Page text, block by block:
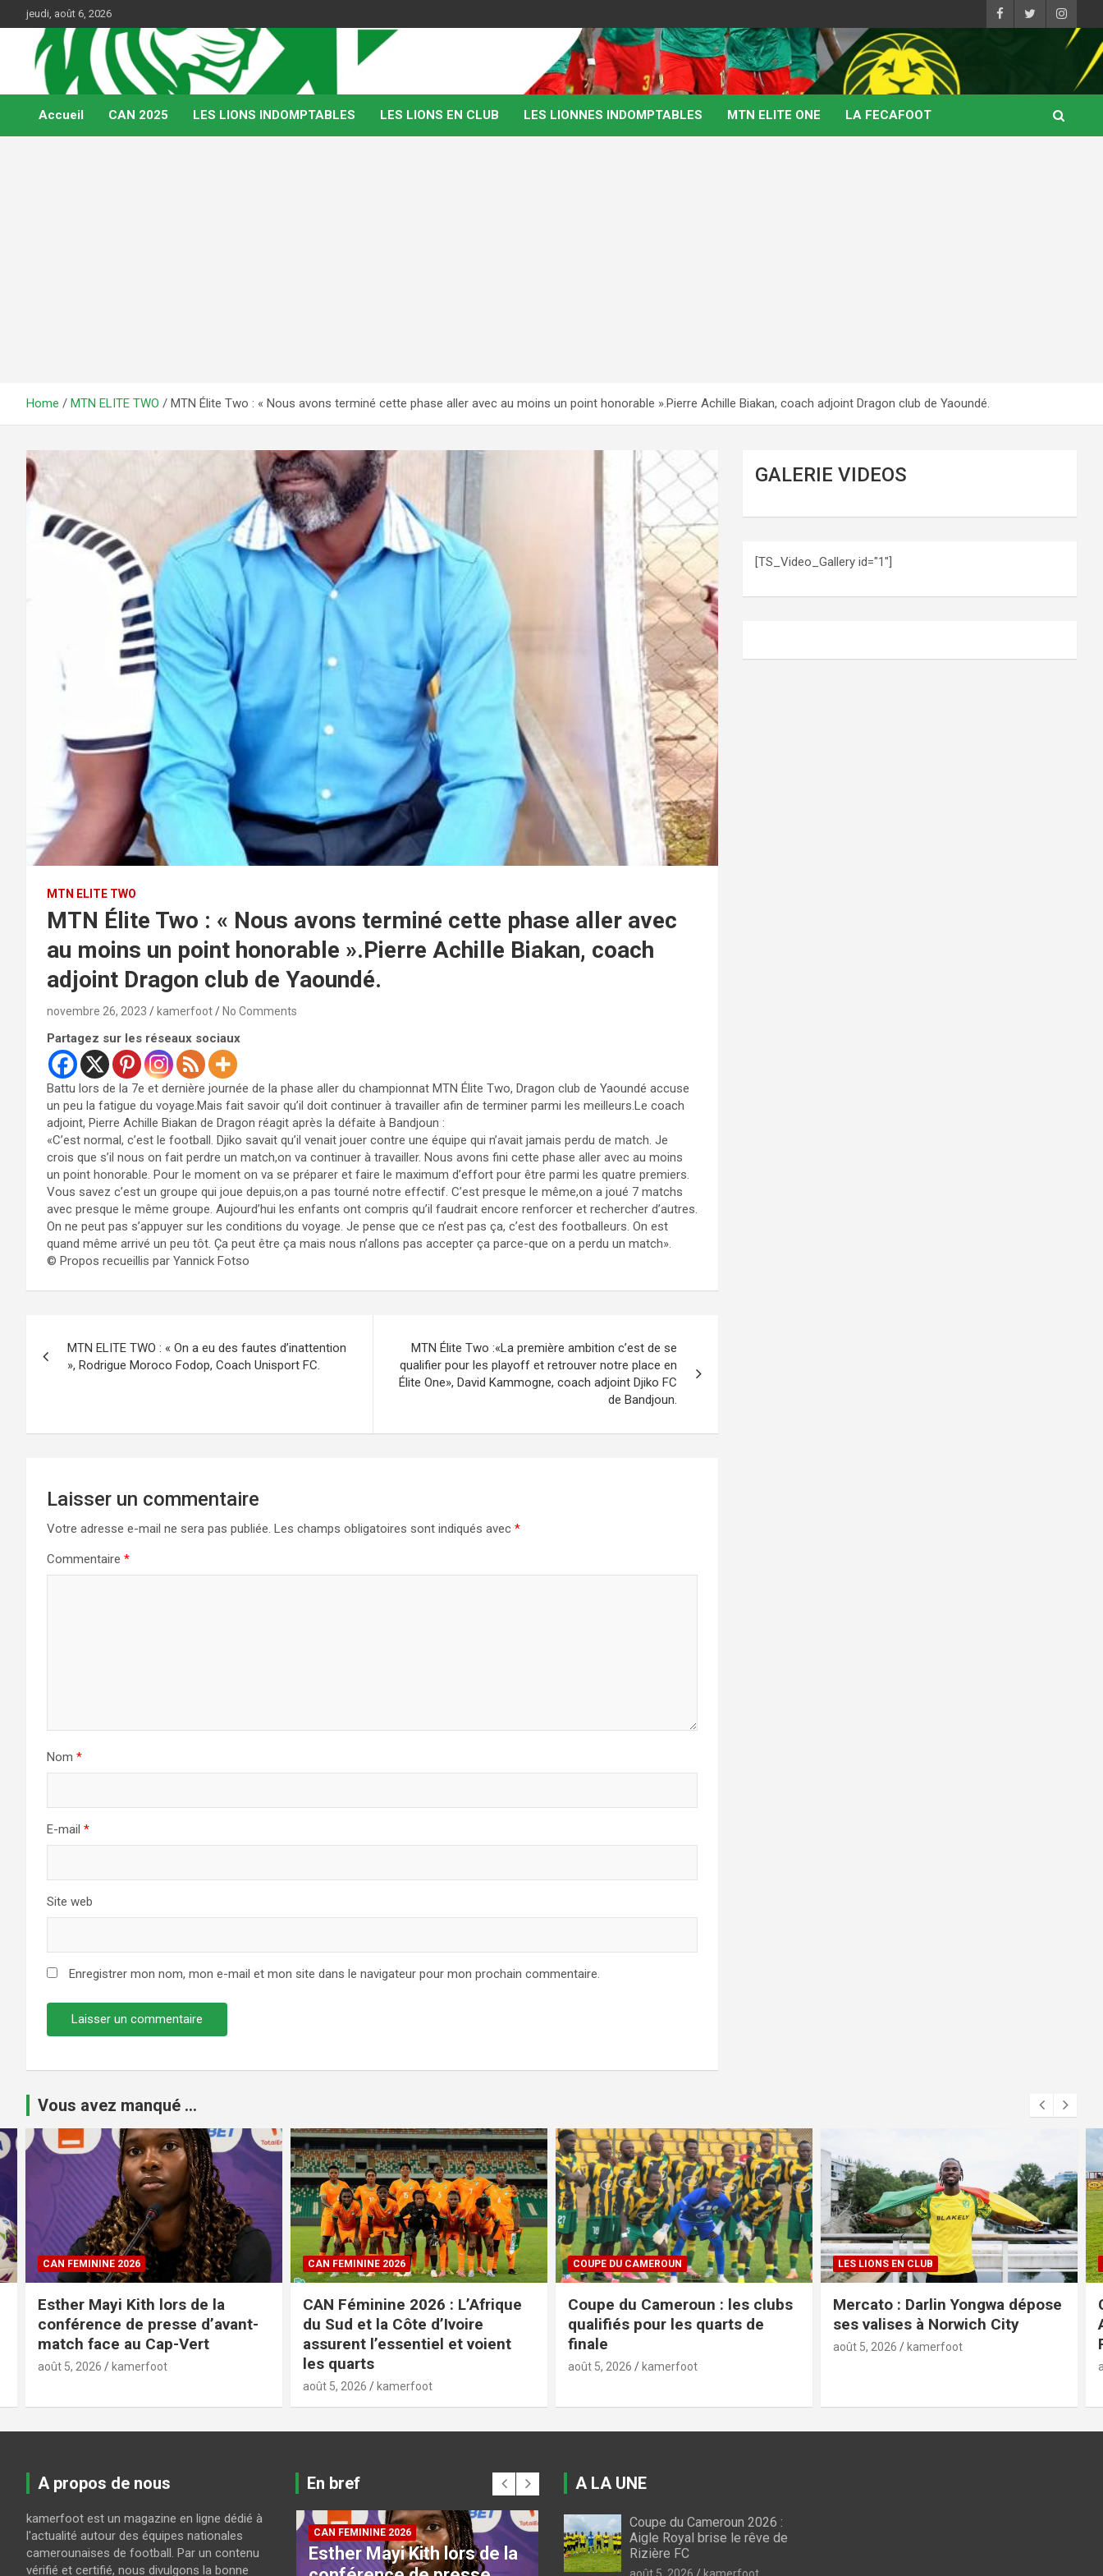
to
content
jeudi, août 6, 2026
Kamerfoot
Web Magazine du football camerounais
Accueil CAN 2025 LES LIONS INDOMPTABLES LES LIONS EN CLUB LES LIONNES INDOMPTABLES MTN ELITE ONE LA FECAFOOT
Home MTN ELITE TWO MTN Élite Two : « Nous avons terminé cette phase aller avec au moins un point honorable ».Pierre Achille Biakan, coach adjoint Dragon club de Yaoundé.
MTN ELITE TWO
MTN Élite Two : « Nous avons terminé cette phase aller avec
au moins un point honorable ».Pierre Achille Biakan, coach
adjoint Dragon club de Yaoundé.
novembre 26, 2023 kamerfoot No Comments
Partagez sur les réseaux sociaux
Battu lors de la 7e et dernière journée de la phase aller du championnat MTN Élite Two, Dragon club de Yaoundé accuse
un peu la fatigue du voyage.Mais fait savoir qu’il doit continuer à travailler afin de terminer parmi les meilleurs.Le coach
adjoint, Pierre Achille Biakan de Dragon réagit après la défaite à Bandjoun :
«C’est normal, c’est le football. Djiko savait qu’il venait jouer contre une équipe qui n’avait jamais perdu de match. Je
crois que s’il nous on fait perdre un match,on va continuer à travailler. Nous avons fini cette phase aller avec au moins
un point honorable. Pour le moment on va se préparer et faire le maximum d’effort pour être parmi les quatre premiers.
Vous savez c’est un groupe qui joue depuis,on a pas tourné notre effectif. C’est presque le même,on a joué 7 matchs
avec presque le même groupe. Aujourd’hui les enfants ont compris qu’il faudrait encore renforcer et rechercher d’autres.
On ne peut pas s’appuyer sur les conditions du voyage. Je pense que ce n’est pas ça, c’est des footballeurs. On est
quand même arrivé un peu tôt. Ça peut être ça mais nous n’allons pas accepter ça parce-que on a perdu un match».
© Propos recueillis par Yannick Fotso
de
MTN ELITE TWO : « On a eu des fautes d’inattention
», Rodrigue Moroco Fodop, Coach Unisport FC.
MTN Élite Two :«La première ambition c’est de se
qualifier pour les playoff et retrouver notre place en
Élite One», David Kammogne, coach adjoint Djiko FC
de Bandjoun.
Laisser un commentaire
Votre adresse e-mail ne sera pas publiée. Les champs obligatoires sont indiqués avec *
Commentaire *
Nom *
E-mail *
Site web
Enregistrer mon nom, mon e-mail et mon site dans le navigateur pour mon prochain commentaire.
GALERIE VIDEOS
[TS_Video_Gallery id="1"]
Vous avez manqué ...
CAN FEMININE 2026
Esther Mayi Kith lors de la
conférence de presse d’avant-
match face au Cap-Vert
août 5, 2026 kamerfoot
CAN FEMININE 2026
CAN Féminine 2026 : L’Afrique
du Sud et la Côte d’Ivoire
assurent l’essentiel et voient
les quarts
août 5, 2026 kamerfoot
COUPE DU CAMEROUN
Coupe du Cameroun : les clubs
qualifiés pour les quarts de
finale
août 5, 2026 kamerfoot
LES LIONS EN CLUB
Mercato : Darlin Yongwa dépose
ses valises à Norwich City
août 5, 2026 kamerfoot
A propos de nous
kamerfoot est un magazine en ligne dédié à
l'actualité autour des équipes nationales
camerounaises de football. Par un contenu
vérifié et certifié, nous divulgons la bonne
En bref
CAN FEMININE 2026
Pour le coach VALENTINE
CAN FEMININE 2026
Esther Mayi Kith lors de la
COUPE DU CAMEROUN
A LA UNE
Coupe du Cameroun 2026 :
Aigle Royal brise le rêve de
Rizière FC
août 5, 2026 kamerfoot